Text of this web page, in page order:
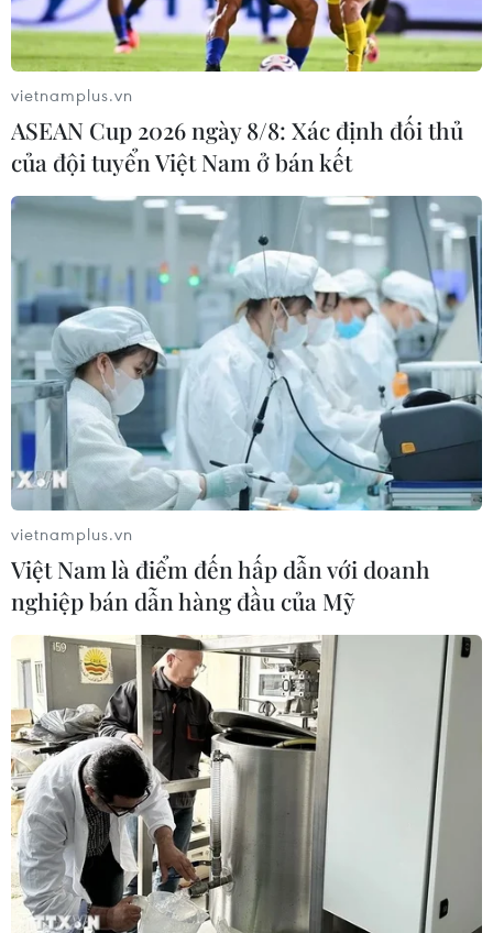
Mô hình hiệu quả quản lý bệnh không lây
nhiễm từ cộng đồng
08/11/2019 09:17
Thông qua các điểm đo huyết áp miễn phí đặt tại các tổ
dân phố, nhà người dân, chợ, quán càphê, tiệm làm
móng… người dân được khuyến khích kiểm tra huyết áp
140.000 người nhiễm HIV đang điều trị
bằng thuốc kháng virus
08/11/2019 09:23
Khi một người uống thuốc ARV hằng ngày theo hướng
dẫn của thầy thuốc, đạt và duy trì mức tải lượng virus
dưới 200 bản sao/ml máu được xác định không có
nguy cơ lây truyền HIV.
vietnamplus.vn
ASEAN Cup 2026 ngày 8/8: Xác định đối thủ
của đội tuyển Việt Nam ở bán kết
vietnamplus.vn
Việt Nam là điểm đến hấp dẫn với doanh
nghiệp bán dẫn hàng đầu của Mỹ